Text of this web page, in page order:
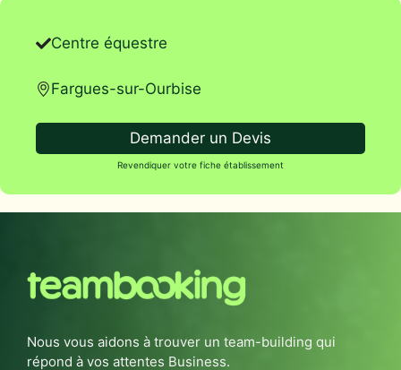
Centre équestre
Fargues-sur-Ourbise
Demander un Devis
Revendiquer votre fiche établissement
Nous vous aidons à trouver un team-building qui
répond à vos attentes Business.